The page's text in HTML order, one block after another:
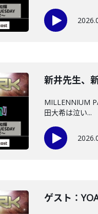
新井先生、
MILLENNIUM
田大希は泣い...
ゲスト：